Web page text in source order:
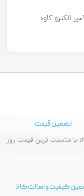
تضمین قیمت
با مناسبت ترین قیمت روز
کیفیت و اصالت کالا